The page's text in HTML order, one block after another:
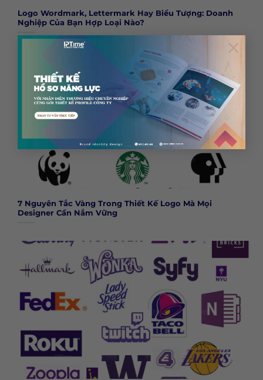
×
Logo Wordmark, Lettermark Hay Biểu Tượng: Doanh
Nghiệp Của Bạn Hợp Loại Nào?
7 Nguyên Tắc Vàng Trong Thiết Kế Logo Mà Mọi
Designer Cần Nắm Vững